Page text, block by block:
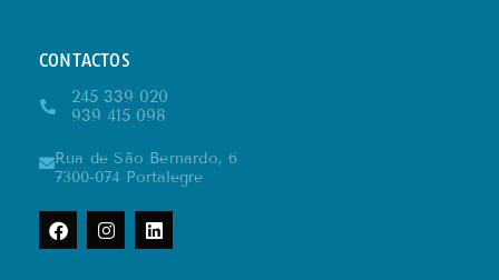
CONTACTOS
245 339 020
939 415 098
Rua de São Bernardo, 6
7300-074 Portalegre